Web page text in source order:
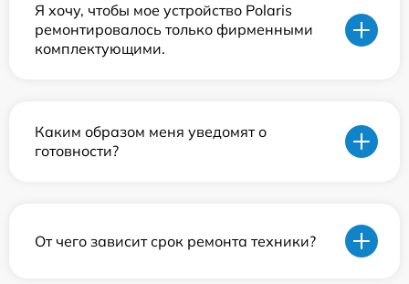
Я хочу, чтобы мое устройство Polaris
ремонтировалось только фирменными
комплектующими.
Каким образом меня уведомят о
готовности?
От чего зависит срок ремонта техники?